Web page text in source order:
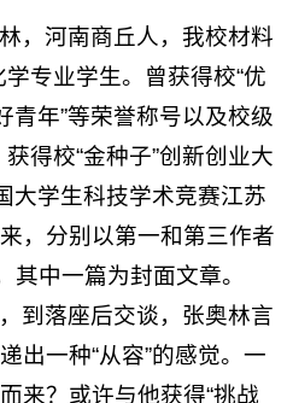
，河南商丘人，我校材料
专业学生。曾获得校“优
青年”等荣誉称号以及校级
得校“金种子”创新创业大
大学生科技学术竞赛江苏
，分别以第一和第三作者
其中一篇为封面文章。
到落座后交谈，张奥林言
出一种“从容”的感觉。一
来？或许与他获得“挑战